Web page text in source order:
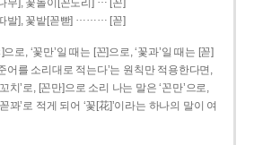
무], 꽃놀이[꼰노리]
[꼰]
발], 꽃밭[꼳빧] ……… [꼳]
으로, ‘꽃만’일 때는 [꼰]으로, ‘꽃과’일 때는 [꼳]
어를 소리대로 적는다’는 원칙만 적용한다면,
치’로, [꼰만]으로 소리 나는 말은 ‘꼰만’으로,
꽈’로 적게 되어 ‘꽃[花]’이라는 하나의 말이 여